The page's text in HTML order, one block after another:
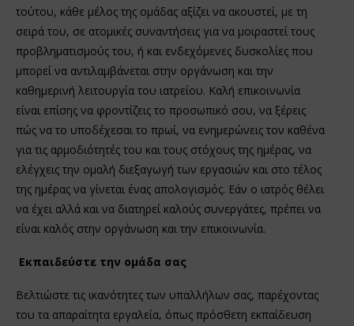
τούτου, κάθε μέλος της ομάδας αξίζει να ακουστεί, με τη
σειρά του, σε ατομικές συναντήσεις για να μοιραστεί τους
προβληματισμούς του, ή και ενδεχόμενες δυσκολίες που
μπορεί να αντιλαμβάνεται στην οργάνωση και την
καθημερινή λειτουργία του ιατρείου. Καλή επικοινωνία
είναι επίσης να φροντίζεις το προσωπικό σου, να ξέρεις
πώς να το υποδέχεσαι το πρωί, να ενημερώνεις τον καθένα
για τις αρμοδιότητές του και τους στόχους της ημέρας, να
ελέγχεις την ομαλή διεξαγωγή των εργασιών και στο τέλος
της ημέρας να γίνεται ένας απολογισμός. Εάν ο ιατρός θέλει
να έχει αλλά και να διατηρεί καλούς συνεργάτες, πρέπει να
είναι καλός στην οργάνωση και την επικοινωνία.
Εκπαιδεύστε την ομάδα σας
Βελτιώστε τις ικανότητες των υπαλλήλων σας, παρέχοντας
του τα απαραίτητα εργαλεία, όπως πρόσθετη εκπαίδευση